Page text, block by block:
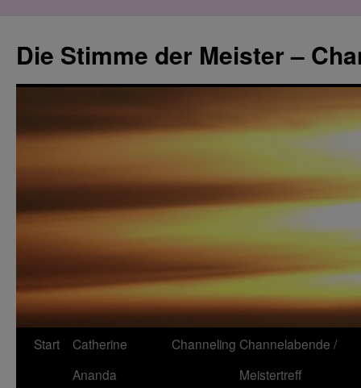
springen
Die Stimme der Meister –
Start
Catherine
Ananda
Channeling Channelabende /
Meistertreff